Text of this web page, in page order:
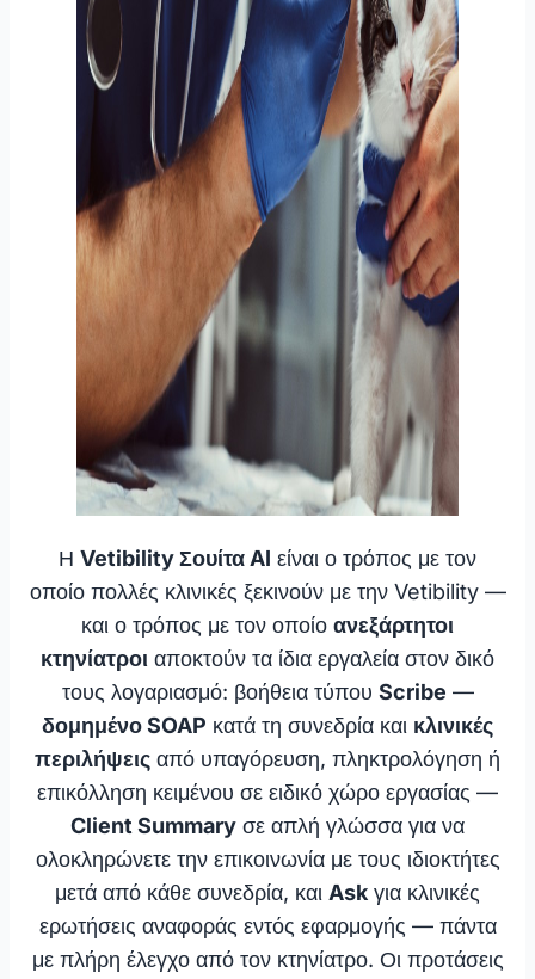
Η Vetibility Σουίτα AI είναι ο τρόπος με τον
οποίο πολλές κλινικές ξεκινούν με την Vetibility —
και ο τρόπος με τον οποίο ανεξάρτητοι
κτηνίατροι αποκτούν τα ίδια εργαλεία στον δικό
τους λογαριασμό: βοήθεια τύπου Scribe —
δομημένο SOAP κατά τη συνεδρία και κλινικές
περιλήψεις από υπαγόρευση, πληκτρολόγηση ή
επικόλληση κειμένου σε ειδικό χώρο εργασίας —
Client Summary σε απλή γλώσσα για να
ολοκληρώνετε την επικοινωνία με τους ιδιοκτήτες
μετά από κάθε συνεδρία, και Ask για κλινικές
ερωτήσεις αναφοράς εντός εφαρμογής — πάντα
με πλήρη έλεγχο από τον κτηνίατρο. Οι προτάσεις